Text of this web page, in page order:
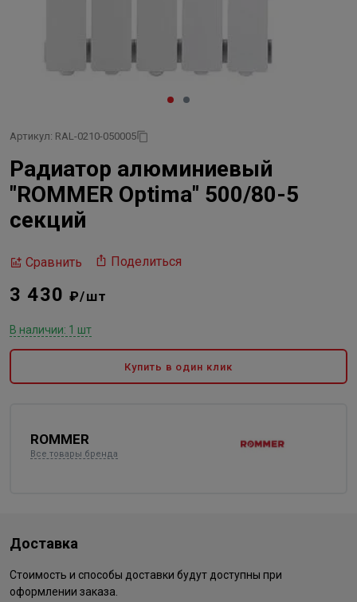
Артикул: RAL-0210-050005
Радиатор алюминиевый
"ROMMER Optima" 500/80-5
секций
Сравнить Поделиться
3 430₽/шт
В наличии: 1 шт
Купить в один клик
ROMMER
Все товары бренда
Доставка
Стоимость и способы доставки будут доступны при
оформлении заказа.